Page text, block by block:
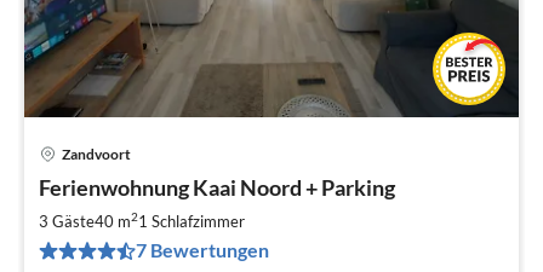
Zandvoort
Ferienwohnung Kaai Noord + Parking
3 Gäste40 m21 Schlafzimmer
7 Bewertungen